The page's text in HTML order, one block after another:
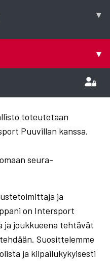
▾
▾
toteutetaan
Puuvillan kanssa.
seura-
ja
on Intersport
ja joukkueena tehtävät
Suosittelemme
ja kilpailukykyisesti